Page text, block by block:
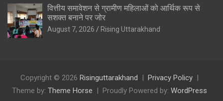
वित्तीय समावेशन से ग्रामीण महिलाओं को आर्थिक रूप से
सशक्त बनाने पर जोर
August 7, 2026 Rising Uttarakhand
Copyright © 2026 Risinguttarakhand
Privacy Policy
Theme by: Theme Horse Proudly Powered by: WordPress